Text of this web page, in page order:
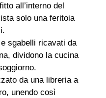
all’interno del
solo una feritoia
sgabelli ricavati da
dividono la cucina
da una libreria a
unendo così